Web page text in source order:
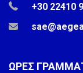
+30 22410
ΩΡΕΣ